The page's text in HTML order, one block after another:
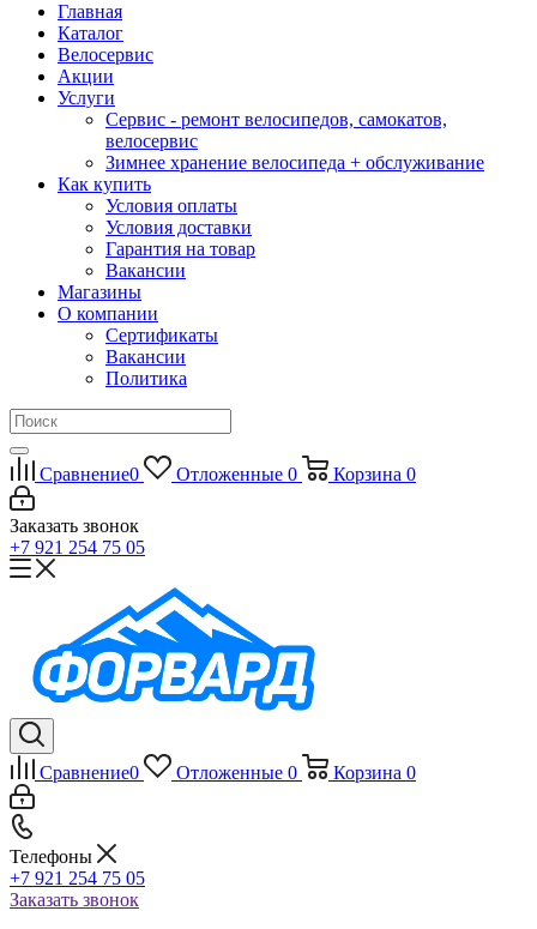
Главная
Каталог
Велосервис
Акции
Услуги
Сервис - ремонт велосипедов, самокатов,
велосервис
Зимнее хранение велосипеда + обслуживание
Как купить
Условия оплаты
Условия доставки
Гарантия на товар
Вакансии
Магазины
О компании
Сертификаты
Вакансии
Политика
Сравнение0 Отложенные 0 Корзина 0
Заказать звонок
+7 921 254 75 05
Сравнение0 Отложенные 0 Корзина 0
Телефоны
+7 921 254 75 05
Заказать звонок